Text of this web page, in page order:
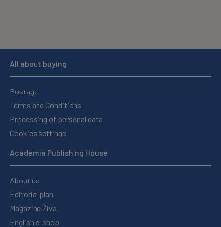
All about buying
Postage
Terms and Conditions
Processing of personal data
Cookies settings
Academia Publishing House
About us
Editorial plan
Magazine Živa
English e-shop